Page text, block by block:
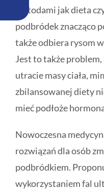
metodami jak dieta
podbródek znacząco
także odbiera rysom
Jest to także
utracie masy ciała,
zbilansowanej diety
mieć podłoże
Nowoczesna
rozwiązań dla osób
podbródkiem.
wykorzystaniem fal